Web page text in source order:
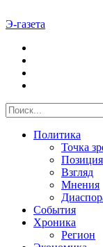
Э-газета
Политика
Точка
Позиция
Взгляд
Мнения
События
Хроника
Регион